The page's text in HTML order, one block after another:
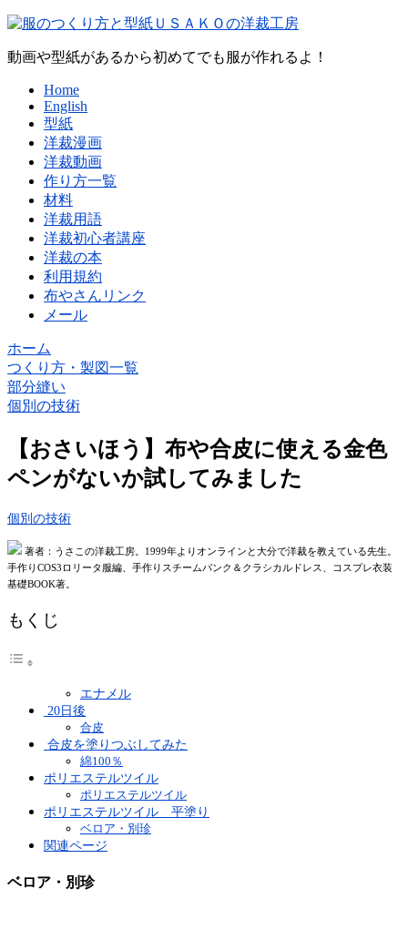
動画や型紙があるから初めてでも服が作れるよ！
Home
English
型紙
洋裁漫画
洋裁動画
作り方一覧
材料
洋裁用語
洋裁初心者講座
洋裁の本
利用規約
布やさんリンク
メール
ホーム
つくり方・製図一覧
部分縫い
個別の技術
【おさいほう】布や合皮に使える金色
ペンがないか試してみました
個別の技術
著者：うさこの洋裁工房。1999年よりオンラインと大分で洋裁を教えている先生。
手作りCOS3ロリータ服編、手作りスチームパンク＆クラシカルドレス、コスプレ衣装
基礎BOOK著。
もくじ
エナメル
20日後
合皮
合皮を塗りつぶしてみた
綿100％
ポリエステルツイル
ポリエステルツイル
ポリエステルツイル 平塗り
ベロア・別珍
関連ページ
ベロア・別珍